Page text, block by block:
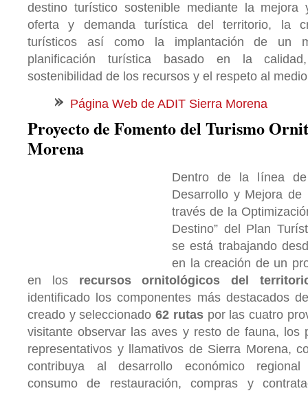
destino turístico sostenible mediante la mejora
oferta y demanda turística del territorio, la
turísticos así como la implantación de un
planificación turística basado en la
sostenibilidad de los recursos y el respeto al
Página Web de ADIT Sierra Morena
Proyecto de Fomento del Turismo
Morena
Dentro de la línea de
Desarrollo y Mejora de
través de la
Destino” del Plan
se está trabajando
en la creación de un
en los recursos ornitológicos del
identificado los componentes más destacados
creado y seleccionado62 rutaspor las cuatro
visitante observar las aves y resto de fauna, los
representativos y llamativos de Sierra Morena,
contribuya al desarrollo económico regional
consumo de restauración, compras y